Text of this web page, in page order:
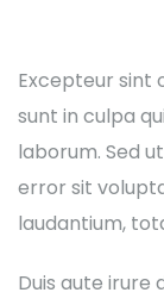
Excepteur sint
sunt in culpa
laborum. Sed
error sit
laudantium,
Duis aute